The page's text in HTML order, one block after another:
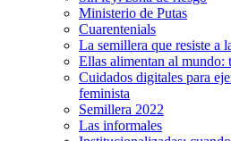
Ministerio de Putas
Cuarentenials
La semillera que resiste a
Ellas alimentan al mundo:
Cuidados digitales para
feminista
Semillera 2022
Las informales